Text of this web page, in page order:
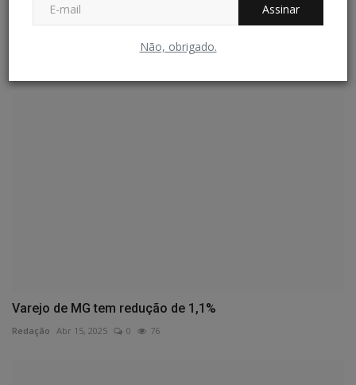
Assinar
Não, obrigado.
MoC é destaque em alimentação escolar
Varejo de MG tem redução de 1,1%
Redação Abr 15, 2025 0 76